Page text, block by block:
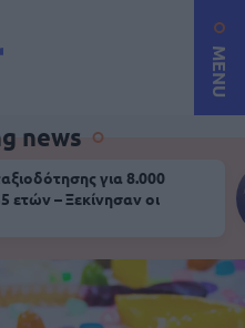
MENU
news
για 8.000
– Ξεκίνησαν οι